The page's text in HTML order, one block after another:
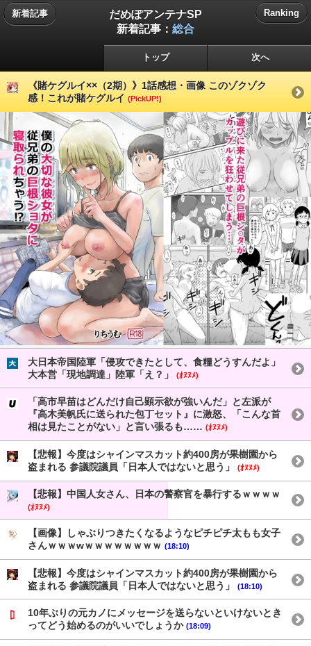
新着記事
だめぽアンテナSP
新着記事： 総合
Ranking
トップ 次へ
《賭ケグルイ××（2期）》1話感想・画像 このゾクゾク
感！これが賭ケグルイ (PickUP!)
大日本帝国陸軍「侵攻できたとして、食糧どうすんだよ」
大本営「現地調達」陸軍「え？」
(ｵﾇﾇﾒ)
「高市早苗はどんだけ自己顕示欲が強いんだ」と左派が
『高木美帆氏に送られた包丁セット』に激怒、「こんな首
相は見たことがない」と言い張るも…… (ｵﾇﾇﾒ)
【悲報】今度はシャインマスカット約400房が果樹園から
盗まれる 参議院議員「日本人ではないと思う」
(ｵﾇﾇﾒ)
【悲報】中国人女さん、日本の警察官を暴行するｗｗｗｗ
(ｵﾇﾇﾒ)
【画像】しゃぶりつきたくなるようなピチピチ太もも女子
さんｗｗｗwｗｗｗｗｗｗｗｗ (18:10)
【悲報】今度はシャインマスカット約400房が果樹園から
盗まれる 参議院議員「日本人ではないと思う」
(18:10)
10年ぶりの元カノにメッセージを送らないといけないとき
ってどう始めるのがいいでしょうか (18:09)